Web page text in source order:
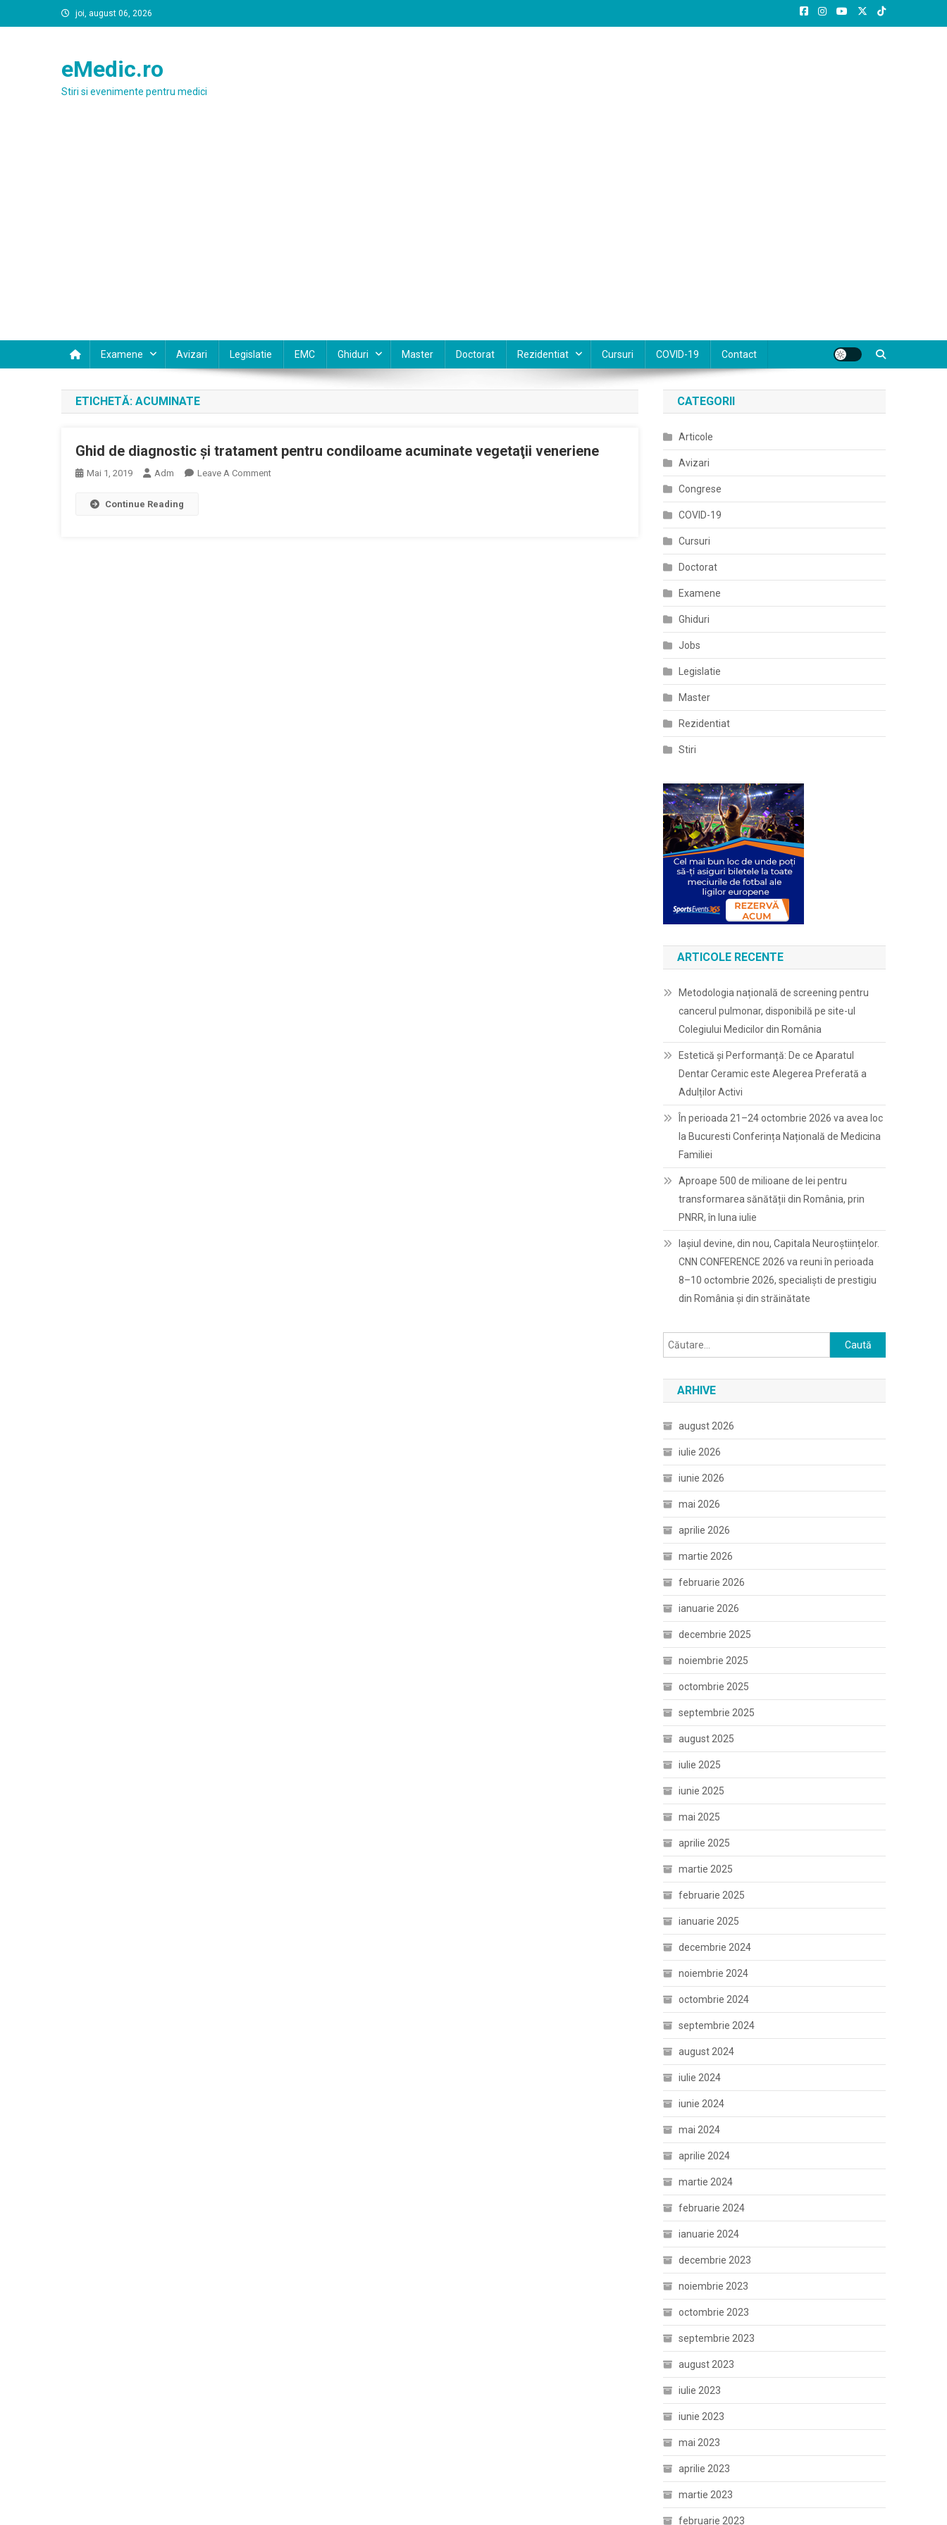
to
joi, august 06, 2026
eMedic.ro
Stiri si evenimente pentru medici
Examene Avizari Legislatie EMC Ghiduri Master Doctorat Rezidentiat Cursuri COVID-19 Contact
ETICHETĂ: ACUMINATE
Ghid de diagnostic şi tratament pentru condiloame acuminate vegetaţii veneriene
Mai 1, 2019 Adm Leave A CommentOn
Continue Reading
CATEGORII
Articole
Avizari
Congrese
COVID-19
Cursuri
Doctorat
Examene
Ghiduri
Jobs
Legislatie
Master
Rezidentiat
Stiri
ARTICOLE RECENTE
Metodologia națională de screening pentru
cancerul pulmonar, disponibilă pe site-ul
Colegiului Medicilor din România
Estetică și Performanță: De ce Aparatul
Dentar Ceramic este Alegerea Preferată a
Adulților Activi
În perioada 21–24 octombrie 2026 va avea loc
la Bucuresti Conferința Națională de Medicina
Familiei
Aproape 500 de milioane de lei pentru
transformarea sănătății din România, prin
PNRR, în luna iulie
Iașiul devine, din nou, Capitala Neuroștiințelor.
CNN CONFERENCE 2026 va reuni în perioada
8–10 octombrie 2026, specialiști de prestigiu
din România și din străinătate
Caută
după:
ARHIVE
august 2026
iulie 2026
iunie 2026
mai 2026
aprilie 2026
martie 2026
februarie 2026
ianuarie 2026
decembrie 2025
noiembrie 2025
octombrie 2025
septembrie 2025
august 2025
iulie 2025
iunie 2025
mai 2025
aprilie 2025
martie 2025
februarie 2025
ianuarie 2025
decembrie 2024
noiembrie 2024
octombrie 2024
septembrie 2024
august 2024
iulie 2024
iunie 2024
mai 2024
aprilie 2024
martie 2024
februarie 2024
ianuarie 2024
decembrie 2023
noiembrie 2023
octombrie 2023
septembrie 2023
august 2023
iulie 2023
iunie 2023
mai 2023
aprilie 2023
martie 2023
februarie 2023